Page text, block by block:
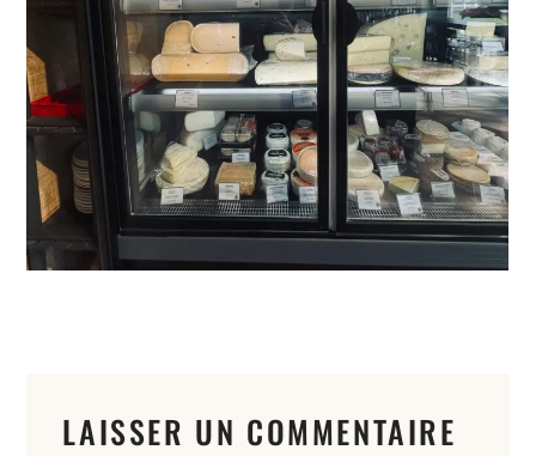
LAISSER UN COMMENTAIRE